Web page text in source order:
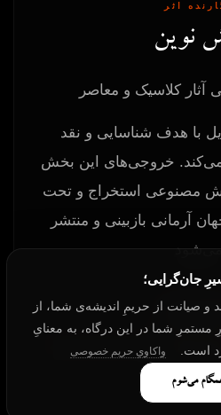
اثر
نوین
آثار کلاسیک و معاصر
با هدف شناسایی و نقد
می‌کند. خروجی‌های این بخش
مصنوعی استخراج و تحت
آرمانی بازبینی و منتشر
باورها
ارتباطی
جان‌گرایی؛
و صیانت از حریمِ اندیشه‌ی شما، از
شما در این درگاه، به معنایِ
است.
واکاویِ حریم خصوصی
می‌شوم